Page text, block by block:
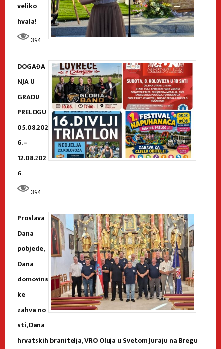
veliko
hvala!
394
DOGAĐA
NJA U
GRADU
PRELOGU
05.08.202
6. –
12.08.202
6.
394
Proslava
Dana
pobjede,
Dana
domovins
ke
zahvalno
sti, Dana
hrvatskih branitelja, VRO Oluja u Svetom Juraju na Bregu